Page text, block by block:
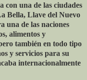
con una de las ciudades
Bella, Llave del Nuevo
una de las naciones
alimentos y
también en todo tipo
y servicios para su
internacionalmente